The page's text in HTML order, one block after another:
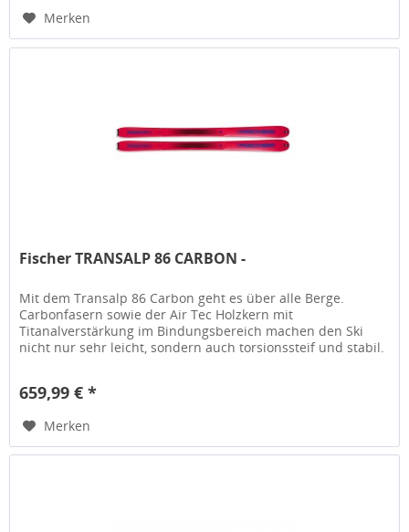
Merken
Fischer TRANSALP 86 CARBON -
Mit dem Transalp 86 Carbon geht es über alle Berge.
Carbonfasern sowie der Air Tec Holzkern mit
Titanalverstärkung im Bindungsbereich machen den Ski
nicht nur sehr leicht, sondern auch torsionssteif und stabil.
659,99 € *
Merken